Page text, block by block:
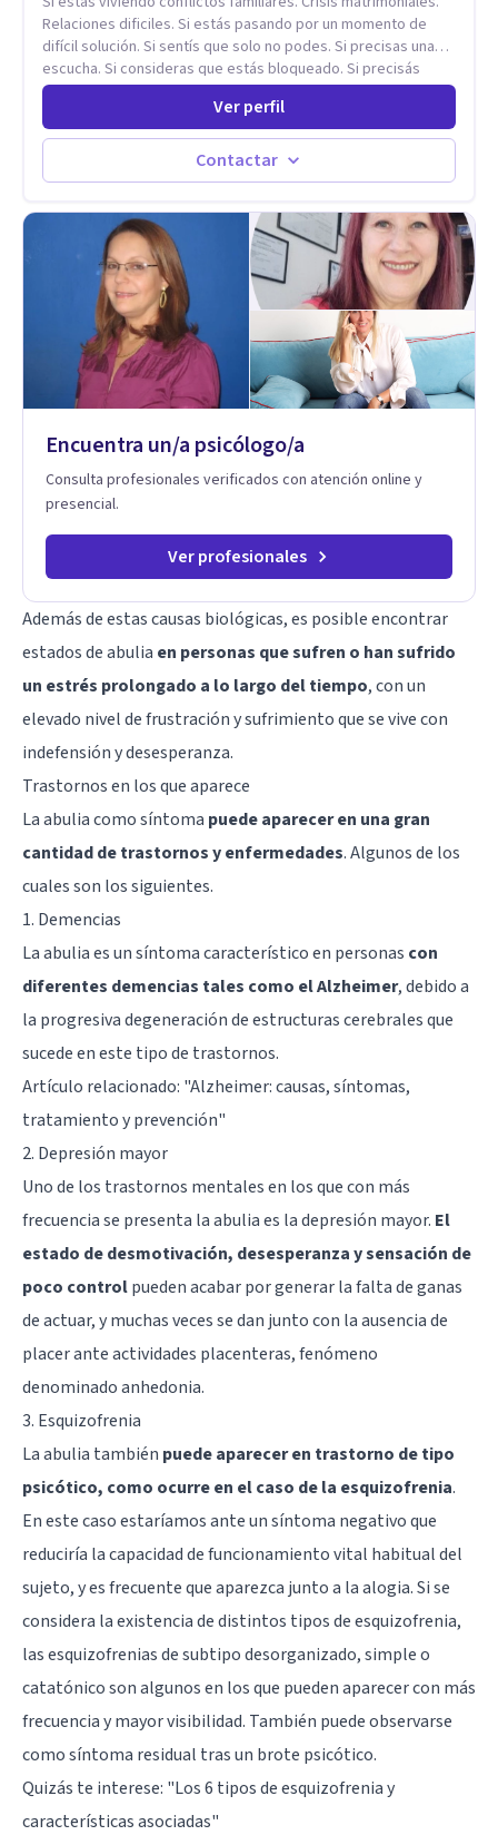
Relaciones dificiles. Si estás pasando por un momento de
difícil solución. Si sentís que solo no podes. Si precisas una
escucha. Si consideras que estás bloqueado. Si precisás
comprensión. Si no logras definir proyectos, objetivos,
sueños, deseos. Si pensás que lo que te pasa no es tan
grave, pero podría ayudar. Si estás en adicciones y tu
intención es hacer algo con lo que te está pasando. No dudes
en comunicarte a fin de comenzar a resolver la situación que
Ver perfil
Contactar
Encuentra un/a psicólogo/a
Consulta profesionales verificados con atención online y
presencial.
Ver profesionales
Además de estas causas biológicas, es posible encontrar
estados de abulia en personas que sufren o han sufrido
un estrés prolongado a lo largo del tiempo, con un
elevado nivel de frustración y sufrimiento que se vive con
indefensión y desesperanza.
Trastornos en los que aparece
La abulia como síntoma puede aparecer en una gran
cantidad de trastornos y enfermedades. Algunos de los
cuales son los siguientes.
1. Demencias
La abulia es un síntoma característico en personas con
diferentes demencias tales como el Alzheimer, debido a
la progresiva degeneración de estructuras cerebrales que
sucede en este tipo de trastornos.
Artículo relacionado: "Alzheimer: causas, síntomas,
tratamiento y prevención"
2. Depresión mayor
Uno de los trastornos mentales en los que con más
frecuencia se presenta la abulia es la depresión mayor. El
estado de desmotivación, desesperanza y sensación de
poco controlpueden acabar por generar la falta de ganas
de actuar, y muchas veces se dan junto con la ausencia de
placer ante actividades placenteras, fenómeno
denominadoanhedonia.
3. Esquizofrenia
La abulia también puede aparecer en trastorno de tipo
psicótico, como ocurre en el caso de la esquizofrenia.
En este caso estaríamos ante un síntoma negativo que
reduciría la capacidad de funcionamiento vital habitual del
sujeto, y es frecuente que aparezca junto a la alogia. Si se
considera la existencia de distintos tipos de esquizofrenia,
las esquizofrenias de subtipo desorganizado, simple o
catatónico son algunos en los que pueden aparecer con más
frecuencia y mayor visibilidad. También puede observarse
como síntoma residual tras un brote psicótico.
Quizás te interese: "Los 6 tipos de esquizofrenia y
características asociadas"